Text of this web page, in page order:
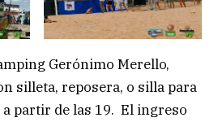
Gerónimo Merello,
silleta, reposera, o silla para
partir de las 19. El ingreso